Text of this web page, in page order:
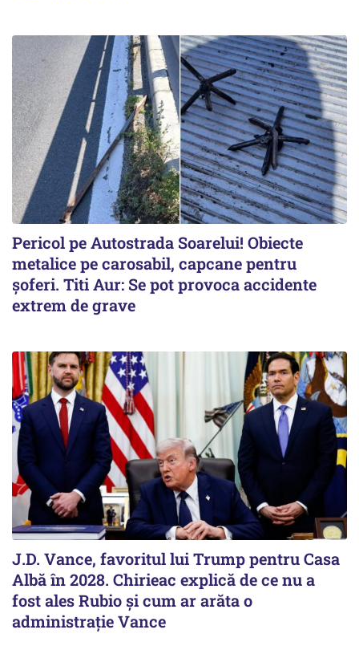
Pericol pe Autostrada Soarelui! Obiecte
metalice pe carosabil, capcane pentru
șoferi. Titi Aur: Se pot provoca accidente
extrem de grave
J.D. Vance, favoritul lui Trump pentru Casa
Albă în 2028. Chirieac explică de ce nu a
fost ales Rubio și cum ar arăta o
administrație Vance